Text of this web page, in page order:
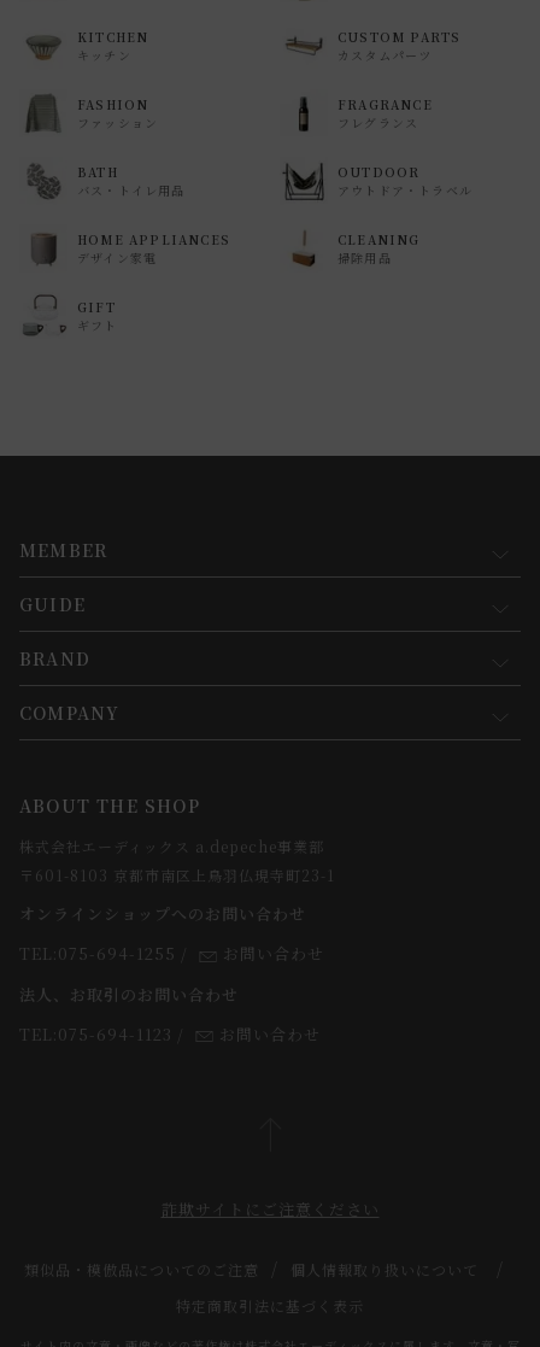
KITCHEN
キッチン
CUSTOM PARTS
カスタムパーツ
FASHION
ファッション
FRAGRANCE
フレグランス
BATH
バス・トイレ用品
OUTDOOR
アウトドア・トラベル
HOME APPLIANCES
デザイン家電
CLEANING
掃除用品
GIFT
ギフト
MEMBER
マイページ
新規会員登録
会員規約について
GUIDE
お買い物ガイド
会員登録について
お支払方法について
お届けについて
よくあるご質問
BRAND
コンセプト
webカタログ
COMPANY
求人情報
法人のお客様
スタッフ
ABOUT THE SHOP
株式会社エーディックス a.depeche事業部
〒601-8103 京都市南区上鳥羽仏現寺町23-1
オンラインショップへのお問い合わせ
TEL:075-694-1255
お問い合わせ
法人、お取引のお問い合わせ
TEL:075-694-1123
お問い合わせ
詐欺サイトにご注意ください
類似品・模倣品についてのご注意
個人情報取り扱いについて
特定商取引法に基づく表示